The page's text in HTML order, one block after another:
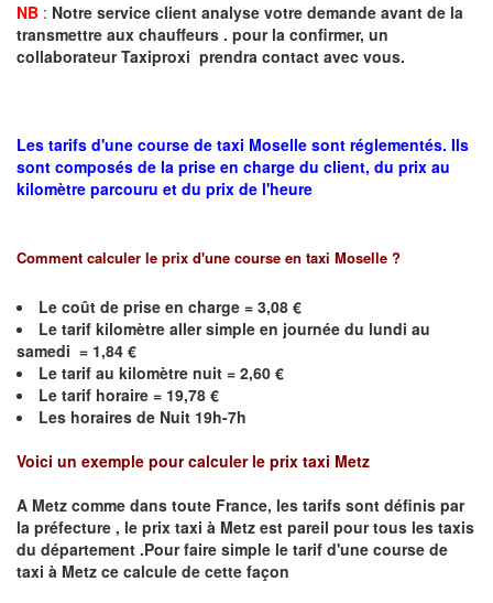
NB : Notre service client analyse votre demande avant de la
transmettre aux chauffeurs . pour la confirmer, un
collaborateur Taxiproxi prendra contact avec vous.
Les tarifs d'une course de taxi Moselle sont réglementés. Ils
sont composés de la prise en charge du client, du prix au
kilomètre parcouru et du prix de l'heure
Comment calculer le prix d'une course en taxi Moselle ?
Le coût de prise en charge = 3,08 €
Le tarif kilomètre aller simple en journée du lundi au
samedi = 1,84 €
Le tarif au kilomètre nuit = 2,60 €
Le tarif horaire = 19,78 €
Les horaires de Nuit 19h-7h
Voici un exemple pour calculer le prix taxi Metz
A Metz comme dans toute France, les tarifs sont définis par
la préfecture , le prix taxi à Metz est pareil pour tous les taxis
du département .Pour faire simple le tarif d'une course de
taxi à Metz ce calcule de cette façon